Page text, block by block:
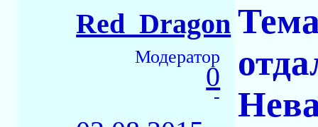
Red_Dragon
Модератор
0
-